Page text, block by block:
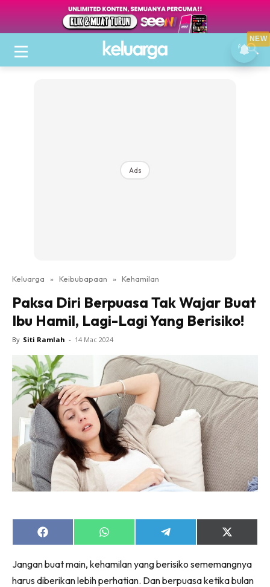
Ads
Keluarga » Keibubapaan » Kehamilan
Paksa Diri Berpuasa Tak Wajar Buat
Ibu Hamil, Lagi-Lagi Yang Berisiko!
By Siti Ramlah - 14 Mac 2024
Share
on
Share
on
Share
on
Share
on
(Twitter)
Jangan buat main, kehamilan yang berisiko sememangnya
harus diberikan lebih perhatian. Dan berpuasa ketika bulan
NEW